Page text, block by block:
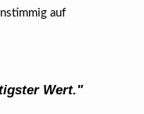
auf
Wert."